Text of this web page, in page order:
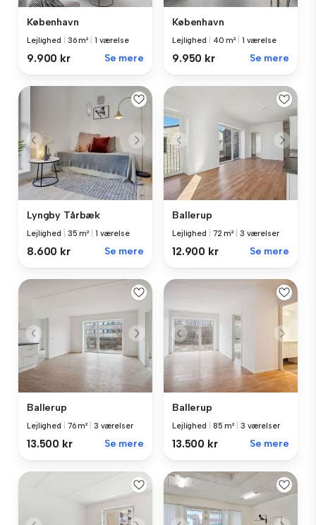
København
Lejlighed 36 m² 1 værelse
9.900 kr Se mere
København
Lejlighed 40 m² 1 værelse
9.950 kr Se mere
Lyngby Tårbæk
Lejlighed 35 m² 1 værelse
8.600 kr Se mere
Ballerup
Lejlighed 72 m² 3 værelser
12.900 kr Se mere
Ballerup
Lejlighed 76 m² 3 værelser
13.500 kr Se mere
Ballerup
Lejlighed 85 m² 3 værelser
13.500 kr Se mere